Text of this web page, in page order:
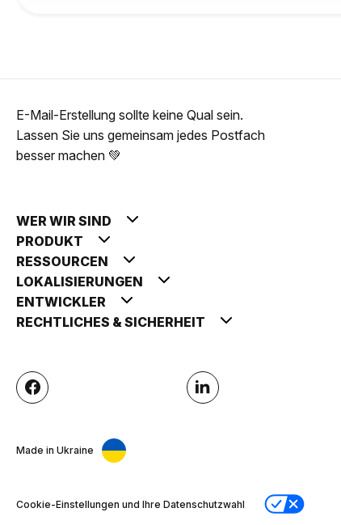
E-Mail-Erstellung sollte keine Qual sein.
Lassen Sie uns gemeinsam jedes Postfach
besser machen 💚
WER WIR SIND
PRODUKT
RESSOURCEN
LOKALISIERUNGEN
ENTWICKLER
RECHTLICHES & SICHERHEIT
Made in Ukraine
Cookie-Einstellungen und Ihre Datenschutzwahl